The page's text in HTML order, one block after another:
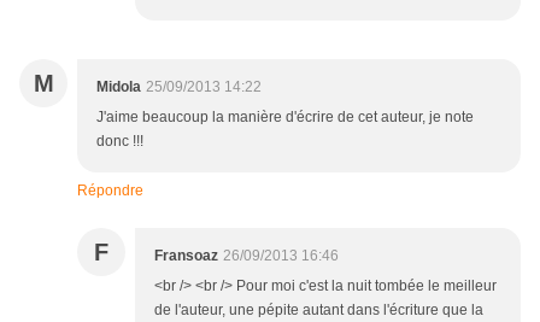
M Midola 25/09/2013 14:22
J'aime beaucoup la manière d'écrire de cet auteur, je note
donc !!!
Répondre
F Fransoaz 26/09/2013 16:46
<br /> <br /> Pour moi c'est la nuit tombée le meilleur
de l'auteur, une pépite autant dans l'écriture que la